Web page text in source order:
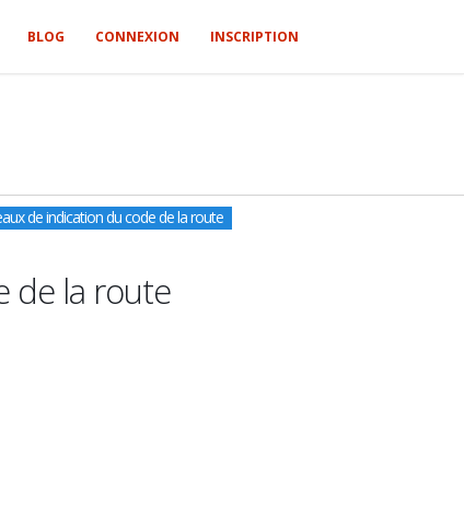
BLOG CONNEXION INSCRIPTION
de indication du code de la route
de la route